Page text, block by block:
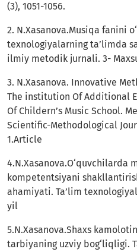
(3), 1051-1056.
2. N.Xasanova.Musiqa fanini
texnologiyalarning ta’limda
ilmiy metodik jurnali. 3-
3. N.Xasanova. Innovative
The institution Of Additional
Of Childern’s Music School.
Scientific-Methodological
1.Article
4.N.Xasanova.O‘quvchilarda
kompetentsiyani
ahamiyati. Ta’lim
yil
5.N.Xasanova.Shaxs
tarbiyaning uzviy bog‘liqligi.